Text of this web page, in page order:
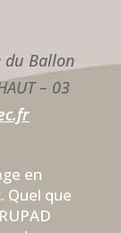
du Ballon
– 03
en
Quel que